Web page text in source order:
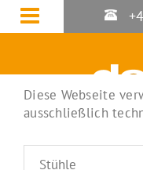
Zum
Inhalt
Diese Webseite
ausschließlich